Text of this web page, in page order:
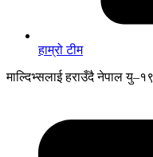
हाम्रो टीम
माल्दिभ्सलाई हराउँदै नेपाल